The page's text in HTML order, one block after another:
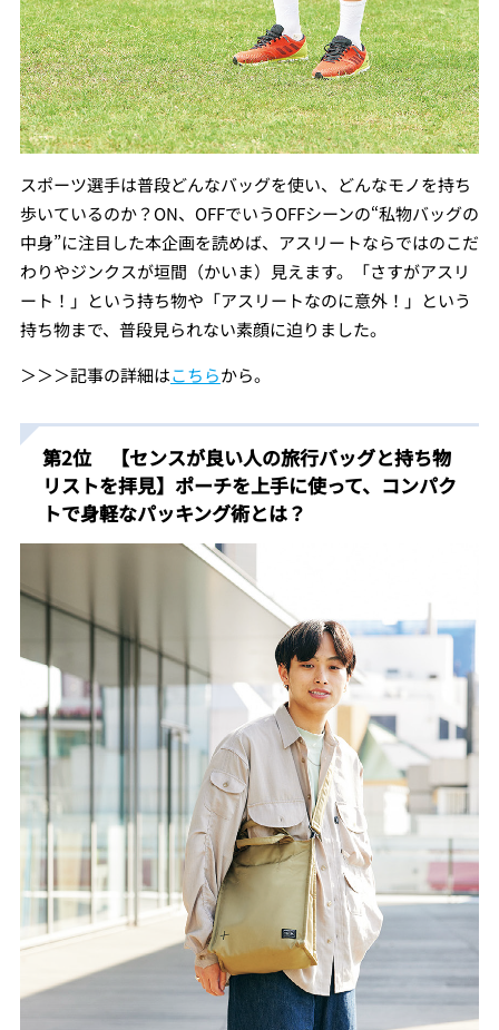
スポーツ選手は普段どんなバッグを使い、どんなモノを持ち
歩いているのか？ON、OFFでいうOFFシーンの“私物バッグの
中身”に注目した本企画を読めば、アスリートならではのこだ
わりやジンクスが垣間（かいま）見えます。「さすがアスリ
ート！」という持ち物や「アスリートなのに意外！」という
持ち物まで、普段見られない素顔に迫りました。
＞＞＞記事の詳細はこちらから。
第2位 【センスが良い人の旅行バッグと持ち物
リストを拝見】ポーチを上手に使って、コンパク
トで身軽なパッキング術とは？